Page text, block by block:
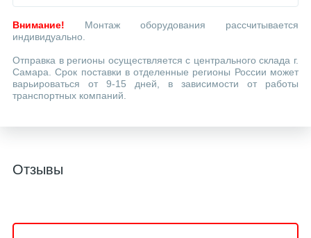
Внимание! Монтаж оборудования рассчитывается
индивидуально.
Отправка в регионы осуществляется с центрального склада г.
Самара. Срок поставки в отделенные регионы России может
варьироваться от 9-15 дней, в зависимости от работы
транспортных компаний.
Отзывы